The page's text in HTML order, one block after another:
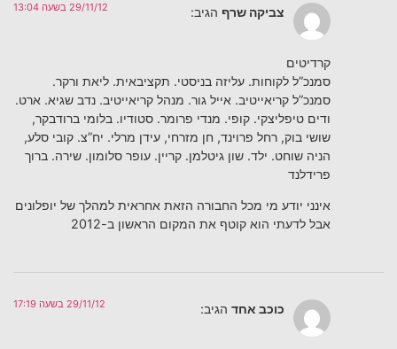
צביקה שרף הגיב: 29/11/12 בשעה 13:04
קרדיטים
סמנכ”ל לקוחות. עליזה בניסטי. תקציבאית. ליאת ורקר.
סמנכ”ל קריאייטיב. אייל גור. מנהל קריאייטיב. נדב שגיא. ארט.
ודים טיפליצקי. קופי. מנדי פרומר. סטודיו. בלומי ברודבקר,
שושי בוק, רחל פרוינד, חן מזרחי, עידן מרלי. יח”צ. קובי סלע,
הניה שוחט. ילד. שון גיטלמן. קריין. עופר סלומון. שירה. ברוך
פרידלנד
אינני יודע מי מכל החבורה הזאת אחראית למהלך של יופלונים
אבל לדעתי הוא קוטף את המקום הראשון ב-2012
כוכב אחד הגיב: 29/11/12 בשעה 17:19